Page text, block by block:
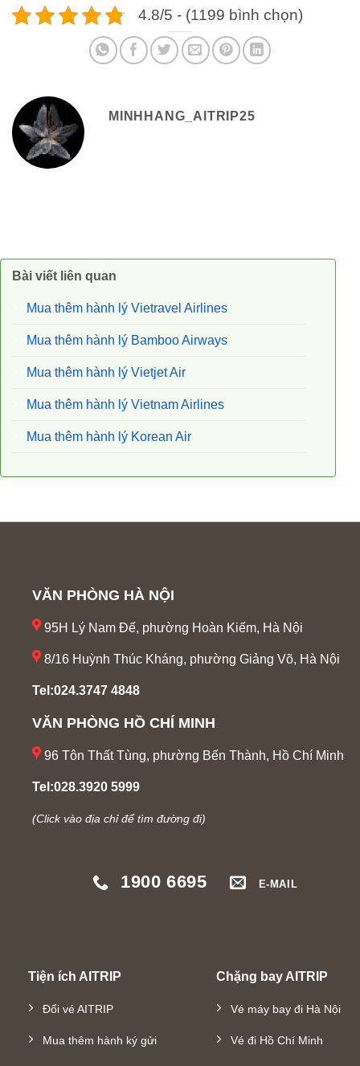
4.8/5 - (1199 bình chọn)
MINHHANG_AITRIP25
Bài viết liên quan
Mua thêm hành lý Vietravel Airlines
Mua thêm hành lý Bamboo Airways
Mua thêm hành lý Vietjet Air
Mua thêm hành lý Vietnam Airlines
Mua thêm hành lý Korean Air
VĂN PHÒNG HÀ NỘI
95H Lý Nam Đế, phường Hoàn Kiếm, Hà Nội
8/16 Huỳnh Thúc Kháng, phường Giảng Võ, Hà Nội
Tel:024.3747 4848
VĂN PHÒNG HỒ CHÍ MINH
96 Tôn Thất Tùng, phường Bến Thành, Hồ Chí Minh
Tel:028.3920 5999
(Click vào địa chỉ để tìm đường đi)
1900 6695 E-MAIL
Tiện ích AITRIP
Đổi vé AITRIP
Mua thêm hành ký gửi
Chặng bay AITRIP
Vé máy bay đi Hà Nội
Vé đi Hồ Chí Minh